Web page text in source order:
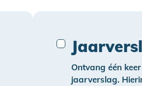
Ontvang één
jaarverslag.